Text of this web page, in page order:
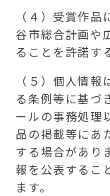
（４）受賞作
谷市総合計画や
ることを許諾す
（５）個人情
る条例等に基づ
ールの事務処理
品の掲載等にあ
する場合があり
報を公表するこ
ます。